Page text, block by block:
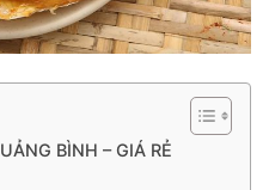
BÌNH – GIÁ RẺ